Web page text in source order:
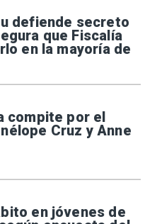
defiende secreto
que Fiscalía
en la mayoría de
compite por el
Cruz y Anne
en jóvenes de